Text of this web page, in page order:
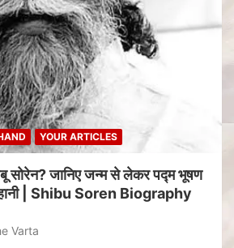
YOUR ARTICLES
सोरेन? जानिए जन्म से लेकर पद्म भूषण
| Shibu Soren Biography
Varta